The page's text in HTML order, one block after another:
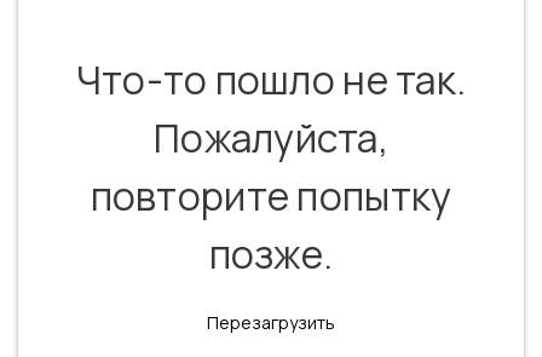
Что-то пошло не так.
Пожалуйста,
повторите попытку
позже.
Перезагрузить